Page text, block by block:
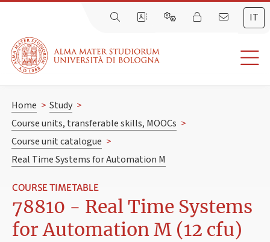
IT
Home > Study >
Course units, transferable skills, MOOCs >
Course unit catalogue >
Real Time Systems for Automation M
COURSE TIMETABLE
78810 - Real Time Systems
for Automation M (12 cfu)